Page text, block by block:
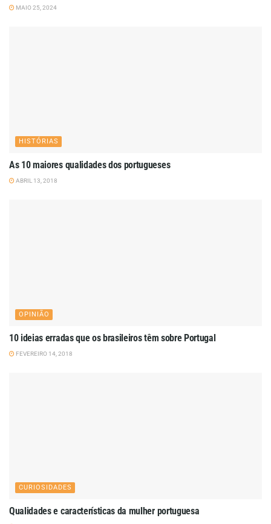
MAIO 25, 2024
HISTÓRIAS
As 10 maiores qualidades dos portugueses
ABRIL 13, 2018
OPINIÃO
10 ideias erradas que os brasileiros têm sobre Portugal
FEVEREIRO 14, 2018
CURIOSIDADES
Qualidades e características da mulher portuguesa